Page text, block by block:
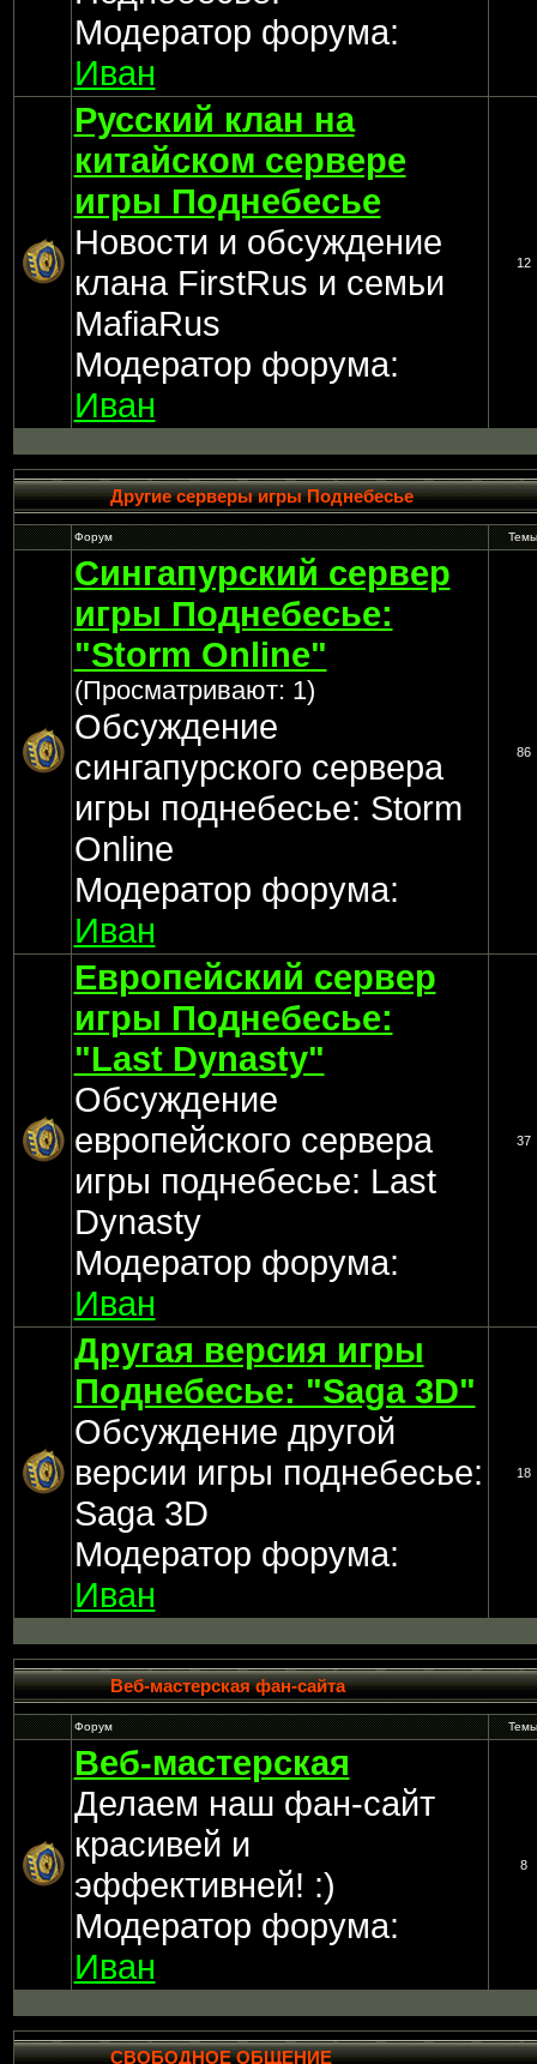
Модератор форума:
Иван
Русский клан на
китайском сервере
игры Поднебесье
Новости и обсуждение
клана FirstRus и семьи
MafiaRus
Модератор форума:
Иван
12
Другие серверы игры Поднебесье
Форум Темы
Сингапурский сервер
игры Поднебесье:
"Storm Online"
(Просматривают: 1)
Обсуждение
сингапурского сервера
игры поднебесье: Storm
Online
Модератор форума:
Иван
86
Европейский сервер
игры Поднебесье:
"Last Dynasty"
Обсуждение
европейского сервера
игры поднебесье: Last
Dynasty
Модератор форума:
Иван
37
Другая версия игры
Поднебесье: "Saga 3D"
Обсуждение другой
версии игры поднебесье:
Saga 3D
Модератор форума:
Иван
18
Веб-мастерская фан-сайта
Форум Темы
Веб-мастерская
Делаем наш фан-сайт
красивей и
эффективней! :)
Модератор форума:
Иван
8
СВОБОДНОЕ ОБЩЕНИЕ